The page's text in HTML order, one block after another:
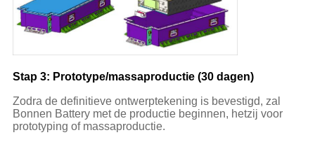
Stap 3: Prototype/massaproductie (30 dagen)
Zodra de definitieve ontwerptekening is bevestigd, zal
Bonnen Battery met de productie beginnen, hetzij voor
prototyping of massaproductie.